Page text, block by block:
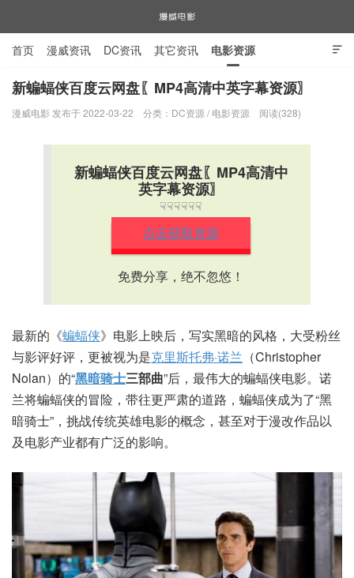

首页 漫威资讯 DC资讯 其它资讯 电影资源
电视剧资源 漫威图片
新蝙蝠侠百度云网盘〖MP4高清中英字幕资源〗
漫威电影 发布于 2022-03-22 分类： DC资源 / 电影资源 阅读(328)
新蝙蝠侠百度云网盘〖MP4高清中
英字幕资源〗
☟☟☟☟☟☟
点击获取资源
免费分享，绝不忽悠！
最新的《蝙蝠侠》电影上映后，写实黑暗的风格，大受粉丝
与影评好评，更被视为是克里斯托弗·诺兰 （Christopher
Nolan）的“黑暗骑士三部曲”后，最伟大的蝙蝠侠电影。诺
兰将蝙蝠侠的冒险，带往更严肃的道路，蝙蝠侠成为了“黑
暗骑士”，挑战传统英雄电影的概念，甚至对于漫改作品以
及电影产业都有广泛的影响。